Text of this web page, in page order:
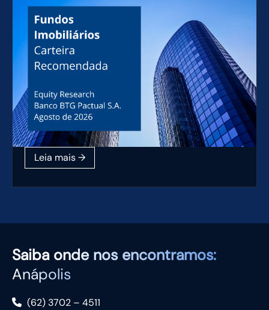
Saiba onde nos encontramos:
Anápolis
(62) 3702 – 4511